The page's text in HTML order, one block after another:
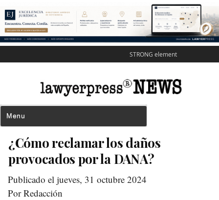
STRONG element
¿Cómo reclamar los daños
provocados por la DANA?
Publicado el jueves, 31 octubre 2024
Por Redacción